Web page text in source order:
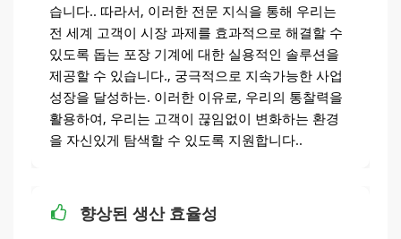
습니다.. 따라서, 이러한 전문 지식을 통해 우리는
전 세계 고객이 시장 과제를 효과적으로 해결할 수
있도록 돕는 포장 기계에 대한 실용적인 솔루션을
제공할 수 있습니다., 궁극적으로 지속가능한 사업
성장을 달성하는. 이러한 이유로, 우리의 통찰력을
활용하여, 우리는 고객이 끊임없이 변화하는 환경
을 자신있게 탐색할 수 있도록 지원합니다..
향상된 생산 효율성